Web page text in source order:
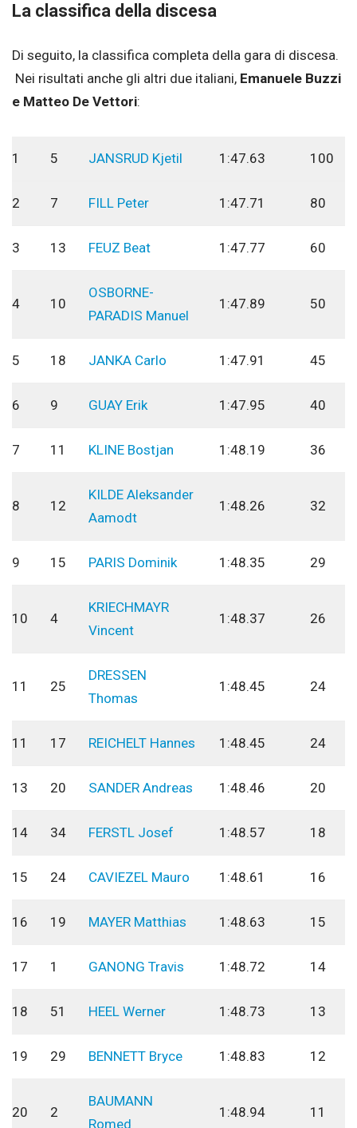
La classifica della discesa
Di seguito, la classifica completa della gara di discesa.
Nei risultati anche gli altri due italiani, Emanuele Buzzi
e Matteo De Vettori:
1 5 JANSRUD Kjetil 1:47.63 100
2 7 FILL Peter 1:47.71 80
3 13 FEUZ Beat 1:47.77 60
4 10
OSBORNE-
PARADIS Manuel
1:47.89 50
5 18 JANKA Carlo 1:47.91 45
6 9 GUAY Erik 1:47.95 40
7 11 KLINE Bostjan 1:48.19 36
8 12
KILDE Aleksander
Aamodt
1:48.26 32
9 15 PARIS Dominik 1:48.35 29
10 4
KRIECHMAYR
Vincent
1:48.37 26
11 25
DRESSEN
Thomas
1:48.45 24
11 17 REICHELT Hannes 1:48.45 24
13 20 SANDER Andreas 1:48.46 20
14 34 FERSTL Josef 1:48.57 18
15 24 CAVIEZEL Mauro 1:48.61 16
16 19 MAYER Matthias 1:48.63 15
17 1 GANONG Travis 1:48.72 14
18 51 HEEL Werner 1:48.73 13
19 29 BENNETT Bryce 1:48.83 12
20 2
BAUMANN
Romed
1:48.94 11